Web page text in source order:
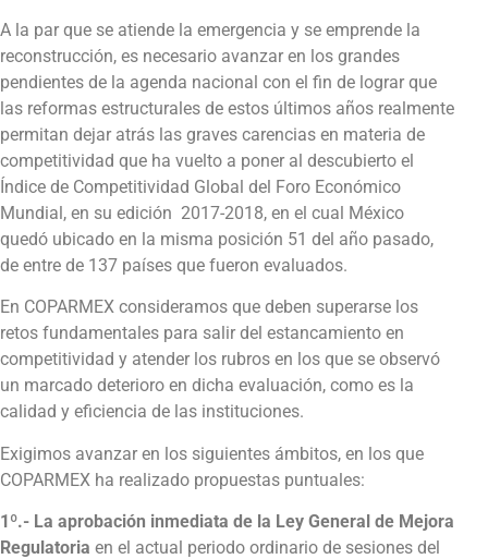
A la par que se atiende la emergencia y se emprende la
reconstrucción, es necesario avanzar en los grandes
pendientes de la agenda nacional con el fin de lograr que
las reformas estructurales de estos últimos años realmente
permitan dejar atrás las graves carencias en materia de
competitividad que ha vuelto a poner al descubierto el
Índice de Competitividad Global del Foro Económico
Mundial, en su edición 2017-2018, en el cual México
quedó ubicado en la misma posición 51 del año pasado,
de entre de 137 países que fueron evaluados.
En COPARMEX consideramos que deben superarse los
retos fundamentales para salir del estancamiento en
competitividad y atender los rubros en los que se observó
un marcado deterioro en dicha evaluación, como es la
calidad y eficiencia de las instituciones.
Exigimos avanzar en los siguientes ámbitos, en los que
COPARMEX ha realizado propuestas puntuales:
1º.- La aprobación inmediata de la Ley General de Mejora
Regulatoria en el actual periodo ordinario de sesiones del